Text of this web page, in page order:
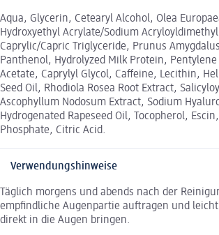
Aqua, Glycerin, Cetearyl Alcohol, Olea
Hydroxyethyl Acrylate/Sodium
Caprylic/Capric Triglyceride, Prunus
Panthenol, Hydrolyzed Milk Protein, Pentylene
Acetate, Caprylyl Glycol, Caffeine, Lecithin,
Seed Oil, Rhodiola Rosea Root Extract,
Ascophyllum Nodosum Extract, Sodium
Hydrogenated Rapeseed Oil, Tocopherol,
Phosphate, Citric Acid.
Verwendungshinweise
Täglich morgens und abends nach der
empfindliche Augenpartie auftragen und
direkt in die Augen bringen.